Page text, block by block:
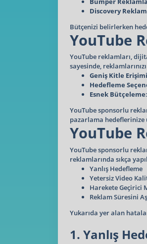
Discovery
Bütçenizi belirlerken
YouTube
YouTube reklamları,
sayesinde,
Geniş Kitle Erişimi
Hedefleme
Esnek Bütçeleme
YouTube sponsorlu
pazarlama hedeflerinize
YouTube
YouTube sponsorlu
reklamlarında sıkça
Yanlış Hedefleme
Yetersiz Video
Harekete Geçirici
Reklam Süresini
Yukarıda yer alan
1. Yanlış